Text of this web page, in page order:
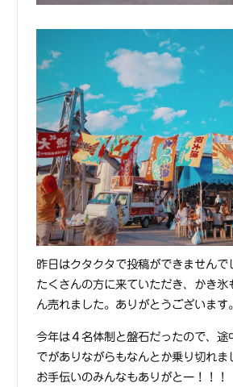
昨日はクタクタで投稿ができませんで
たくさんの方に来ていただき、かき氷
ん売れました。ありがとうございます。
今年は４名体制と盤石だったので、途
でがありながらもなんとか乗り切れま
お手伝いのみんなもありがとー！！！